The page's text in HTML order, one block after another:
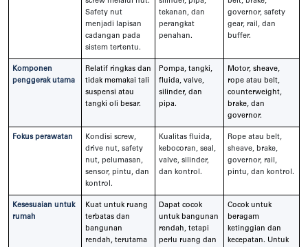
Safety nut
menjadi lapisan
cadangan pada
sistem tertentu.
tekanan, dan
perangkat
penahan.
governor, safety
gear, rail, dan
buffer.
Komponen
penggerak utama
Relatif ringkas dan
tidak memakai tali
suspensi atau
tangki oli besar.
Pompa, tangki,
fluida, valve,
silinder, dan
pipa.
Motor, sheave,
rope atau belt,
counterweight,
brake, dan
governor.
Fokus perawatan
Kondisi screw,
drive nut, safety
nut, pelumasan,
sensor, pintu, dan
kontrol.
Kualitas fluida,
kebocoran, seal,
valve, silinder,
dan kontrol.
Rope atau belt,
sheave, brake,
governor, rail,
pintu, dan kontrol.
Kesesuaian untuk
rumah
Kuat untuk ruang
terbatas dan
bangunan
rendah, terutama
Dapat cocok
untuk bangunan
rendah, tetapi
perlu ruang dan
Cocok untuk
beragam
ketinggian dan
kecepatan. Untuk